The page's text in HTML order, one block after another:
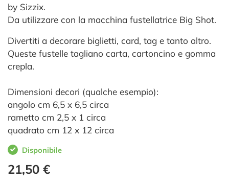
by Sizzix.
Da utilizzare con la macchina fustellatrice Big Shot.
Divertiti a decorare biglietti, card, tag e tanto altro.
Queste fustelle tagliano carta, cartoncino e gomma
crepla.
Dimensioni decori (qualche esempio):
angolo cm 6,5 x 6,5 circa
rametto cm 2,5 x 1 circa
quadrato cm 12 x 12 circa
Disponibile
21,50 €